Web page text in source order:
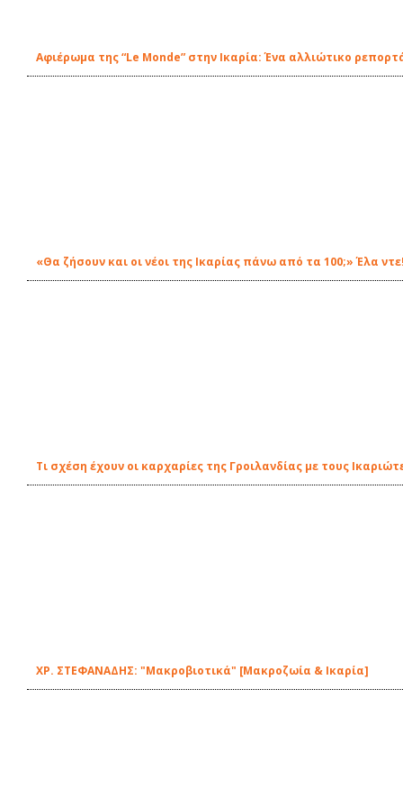
Αφιέρωμα της “Le Monde” στην Ικαρία: Ένα αλλιώτικο
«Θα ζήσουν και οι νέοι της Ικαρίας πάνω από τα 100;» Έλα
Τι σχέση έχουν οι καρχαρίες της Γροιλανδίας με τους
ΧΡ. ΣΤΕΦΑΝΑΔΗΣ: "Μακροβιοτικά" [Μακροζωία & Ικαρία]